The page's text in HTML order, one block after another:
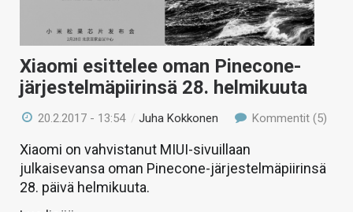
Xiaomi esittelee oman Pinecone-
järjestelmäpiirinsä 28. helmikuuta
20.2.2017 - 13:54 /Juha Kokkonen Kommentit (5)
Xiaomi on vahvistanut MIUI-sivuillaan
julkaisevansa oman Pinecone-järjestelmäpiirinsä
28. päivä helmikuuta.